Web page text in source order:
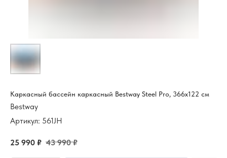
Каркасный бассейн каркасный Bestway Steel Pro, 366х122 см
Bestway
Артикул: 561JH
25 990 ₽ 43 990 ₽